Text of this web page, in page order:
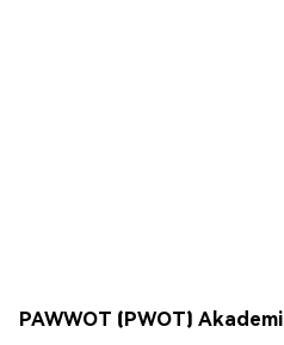
PAWWOT (PWOT) Akademi